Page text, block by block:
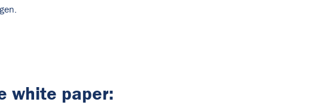
white paper: